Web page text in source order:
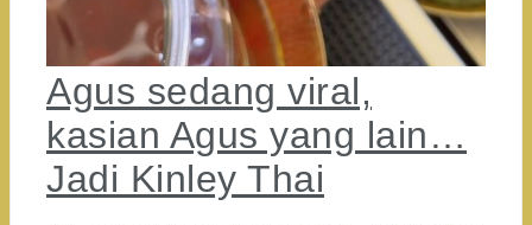
Agus sedang viral,
kasian Agus yang lain…
Jadi Kinley Thai